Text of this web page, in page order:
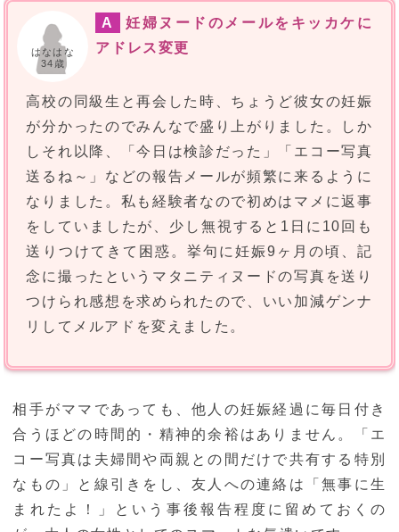
はなはな
34歳
A
妊婦ヌードのメールをキッカケに
アドレス変更
高校の同級生と再会した時、ちょうど彼女の妊娠
が分かったのでみんなで盛り上がりました。しか
しそれ以降、「今日は検診だった」「エコー写真
送るね～」などの報告メールが頻繁に来るように
なりました。私も経験者なので初めはマメに返事
をしていましたが、少し無視すると1日に10回も
送りつけてきて困惑。挙句に妊娠9ヶ月の頃、記
念に撮ったというマタニティヌードの写真を送り
つけられ感想を求められたので、いい加減ゲンナ
リしてメルアドを変えました。
相手がママであっても、他人の妊娠経過に毎日付き
合うほどの時間的・精神的余裕はありません。「エ
コー写真は夫婦間や両親との間だけで共有する特別
なもの」と線引きをし、友人への連絡は「無事に生
まれたよ！」という事後報告程度に留めておくの